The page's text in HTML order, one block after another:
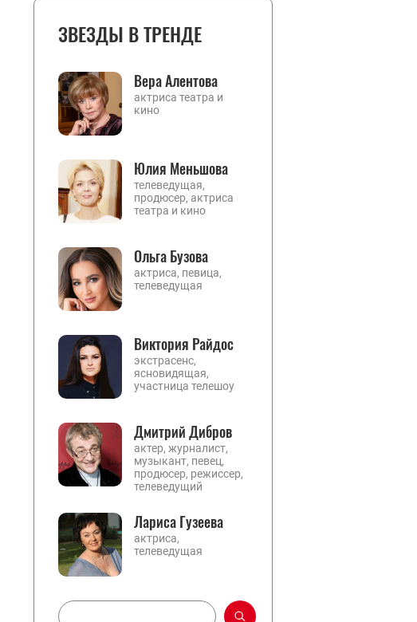
ЗВЕЗДЫ В ТРЕНДЕ
Вера Алентова
актриса театра и
кино
Юлия Меньшова
телеведущая,
продюсер, актриса
театра и кино
Ольга Бузова
актриса, певица,
телеведущая
Виктория Райдос
экстрасенс,
ясновидящая,
участница телешоу
Дмитрий Дибров
актер, журналист,
музыкант, певец,
продюсер, режиссер,
телеведущий
Лариса Гузеева
актриса,
телеведущая